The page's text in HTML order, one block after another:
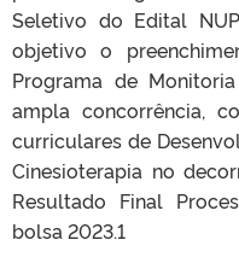
Seletivo do Edital
objetivo o
Programa de
ampla concorrência,
curriculares de
Cinesioterapia no
Resultado Final
bolsa 2023.1